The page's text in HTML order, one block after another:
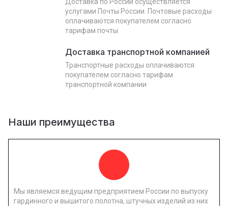
услугами Почты России. Почтовые расходы
оплачиваются покупателем согласно
тарифам почты
Доставка транспортной компанией
Транспортные расходы оплачиваются
покупателем согласно тарифам
транспортной компании
Наши преимущества
Мы являемся ведущим предприятием России по выпуску
гардинного и вышитого полотна, штучных изделий из них